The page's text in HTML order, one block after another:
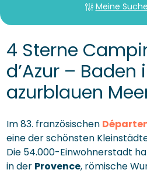
Meine
4 Sterne
d’Azur – Baden
azurblauen
Im 83. französischen
eine der schönsten
Die 54.000-Einwohnerstadt
in der Provence, römische